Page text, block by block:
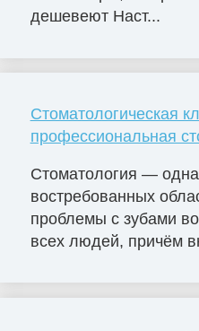
дешевеют Наст...
Стоматологическая
профессиональная
Стоматология —
востребованных
проблемы с зубами
всех людей, причём